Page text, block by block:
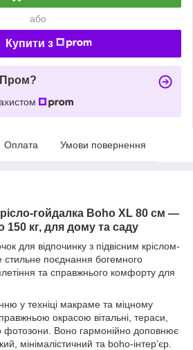
або
Купити з
Пром?
Оплата Умови повернення
гойдалка Boho XL 80 см —
150 кг, для дому та саду
для відпочинку з підвісним кріслом-
поєднання богемного
та справжнього комфорту для
у техніці макраме та міцному
окрасою вітальні, тераси,
фотозони. Воно гармонійно доповнює
мінімалістичний та boho-інтер’єр.